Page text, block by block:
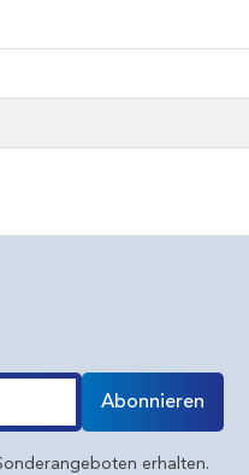
Abonnieren
erhalten.